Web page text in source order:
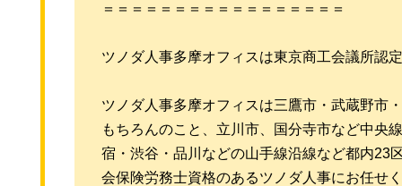
＝＝＝＝＝＝＝＝＝＝＝＝＝＝＝＝＝
ツノダ人事多摩オフィスは東京商工会議所認
ツノダ人事多摩オフィスは三鷹市・武蔵野市
もちろんのこと、立川市、国分寺市など中央
宿・渋谷・品川などの山手線沿線など都内23
会保険労務士資格のあるツノダ人事にお任せ